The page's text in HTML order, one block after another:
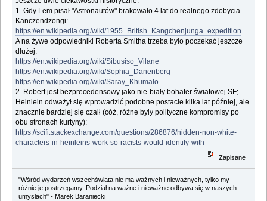
1. Gdy Lem pisał "Astronautów" brakowało 4 lat do realnego zdobycia
Kanczendzongi:
https://en.wikipedia.org/wiki/1955_British_Kangchenjunga_expedition
A na żywe odpowiedniki Roberta Smitha trzeba było poczekać jeszcze
dłużej:
https://en.wikipedia.org/wiki/Sibusiso_Vilane
https://en.wikipedia.org/wiki/Sophia_Danenberg
https://en.wikipedia.org/wiki/Saray_Khumalo
2. Robert jest bezprecedensowy jako nie-biały bohater światowej SF;
Heinlein odważył się wprowadzić podobne postacie kilka lat później, ale
znacznie bardziej się czaił (cóż, różne były polityczne kompromisy po
obu stronach kurtyny):
https://scifi.stackexchange.com/questions/286876/hidden-non-white-
characters-in-heinleins-work-so-racists-would-identify-with
Zapisane
"Wśród wydarzeń wszechświata nie ma ważnych i nieważnych, tylko my
różnie je postrzegamy. Podział na ważne i nieważne odbywa się w naszych
umysłach" - Marek Baraniecki